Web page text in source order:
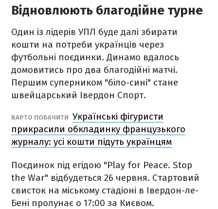
Відновлюють благодійне турне
Один із лідерів УПЛ буде далі збирати
кошти на потреби українців через
футбольні поєдинки. Динамо вдалось
домовитись про два благодійні матчі.
Першим суперником "біло-сині" стане
швейцарський Івердон Спорт.
ВАРТО ПОБАЧИТИ Українські фігуристи
прикрасили обкладинку французького
журналу: усі кошти підуть українцям
Поєдинок під егідою "Play for Peace. Stop
the War" відбудеться 26 червня. Стартовий
свисток на міському стадіоні в Івердон-ле-
Бені пролунає о 17:00 за Києвом.